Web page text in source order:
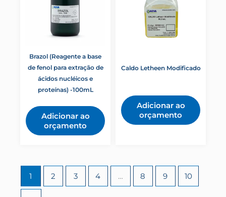
Brazol (Reagente a base
de fenol para extração de
ácidos nucléicos e
proteínas) -100mL
Adicionar ao
orçamento
Caldo Letheen Modificado
Adicionar ao
orçamento
1 2 3 4 … 8 9 10